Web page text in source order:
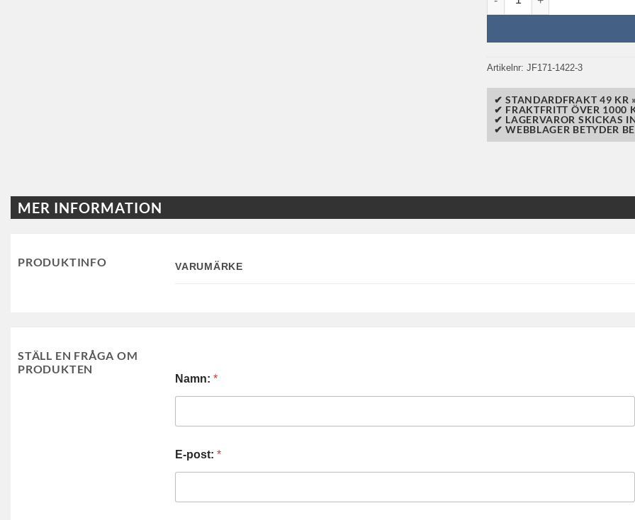
Artikelnr: JF171-1422-3
✔ STANDARDFRAKT 49 KR »
✔ FRAKTFRITT ÖVER 1000
✔ LAGERVAROR SKICKAS
✔ WEBBLAGER BETYDER
MER INFORMATION
PRODUKTINFO VARUMÄRKE
STÄLL EN FRÅGA OM
PRODUKTEN
Namn:*
E-post:*